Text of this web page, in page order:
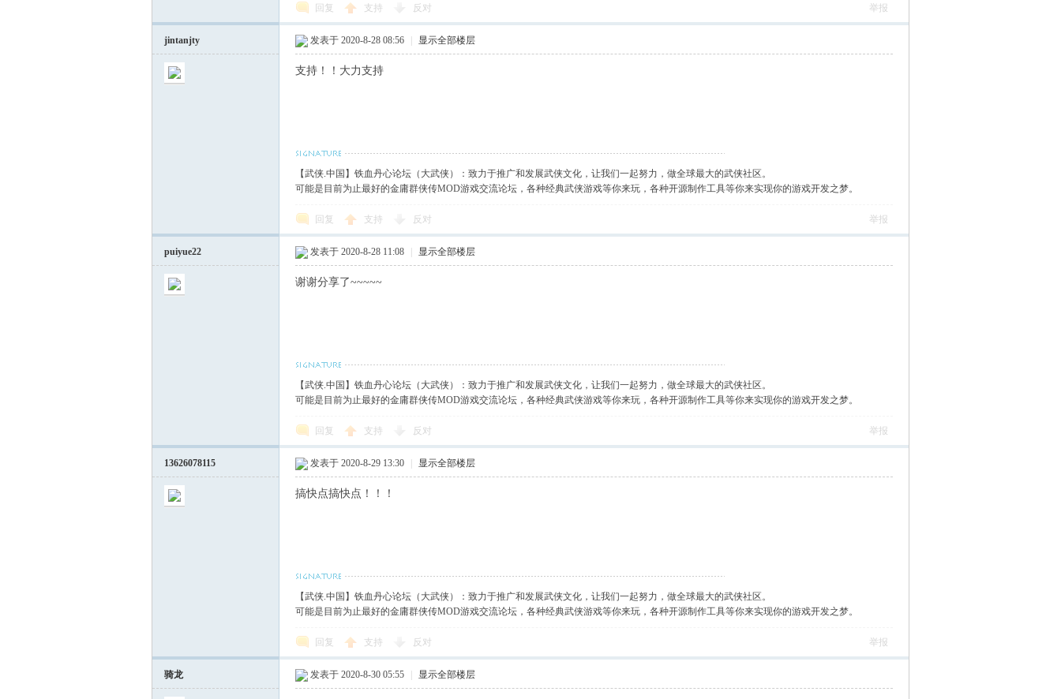
回复 支持 反对 举报
jintanjty 发表于 2020-8-28 08:56 显示全部楼层
支持！！大力支持
【武侠.中国】铁血丹心论坛（大武侠）：致力于推广和发展武侠文化，让我们一起努力，做全球最大的武侠社区。
可能是目前为止最好的金庸群侠传MOD游戏交流论坛，各种经典武侠游戏等你来玩，各种开源制作工具等你来实现你的游戏开发之梦。
回复 支持 反对 举报
puiyue22 发表于 2020-8-28 11:08 显示全部楼层
谢谢分享了~~~~~
【武侠.中国】铁血丹心论坛（大武侠）：致力于推广和发展武侠文化，让我们一起努力，做全球最大的武侠社区。
可能是目前为止最好的金庸群侠传MOD游戏交流论坛，各种经典武侠游戏等你来玩，各种开源制作工具等你来实现你的游戏开发之梦。
回复 支持 反对 举报
13626078115 发表于 2020-8-29 13:30 显示全部楼层
搞快点搞快点！！！
【武侠.中国】铁血丹心论坛（大武侠）：致力于推广和发展武侠文化，让我们一起努力，做全球最大的武侠社区。
可能是目前为止最好的金庸群侠传MOD游戏交流论坛，各种经典武侠游戏等你来玩，各种开源制作工具等你来实现你的游戏开发之梦。
回复 支持 反对 举报
骑龙 发表于 2020-8-30 05:55 显示全部楼层